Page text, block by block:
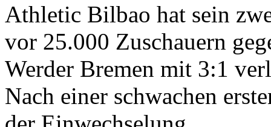
Athletic Bilbao hat sein
vor 25.000 Zuschauern
Werder Bremen mit 3:1
Nach einer schwachen